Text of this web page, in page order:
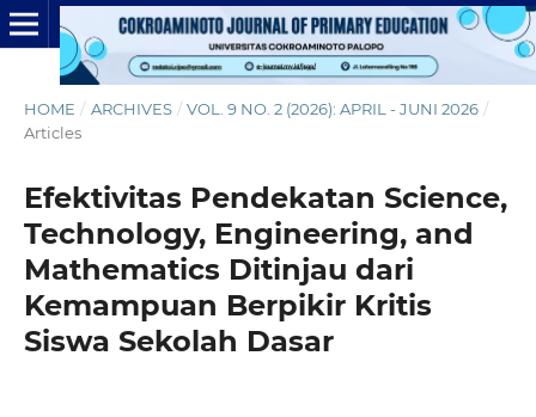
HOME / ARCHIVES / VOL. 9 NO. 2 (2026): APRIL - JUNI 2026 /
Articles
Efektivitas Pendekatan Science,
Technology, Engineering, and
Mathematics Ditinjau dari
Kemampuan Berpikir Kritis
Siswa Sekolah Dasar